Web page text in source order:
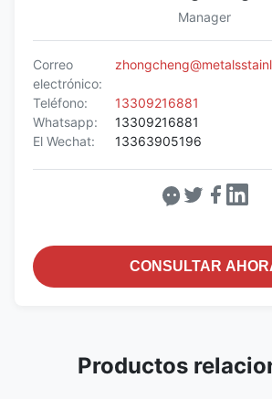
Manager
Correo
electrónico:
Teléfono:
13309216881
Whatsapp:
13309216881
El Wechat:
13363905196
CONSULTAR
Productos